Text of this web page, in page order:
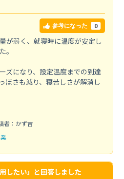
参考になった 0
が弱く、就寝時に温度が安定し
。
ズになり、設定温度までの到達
ぽさも減り、寝苦しさが解消し
者：かず吉
したい」と回答しました